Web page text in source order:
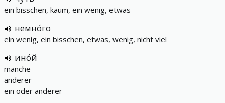
ein bisschen, kaum, ein wenig, etwas
немно́го
ein wenig, ein bisschen, etwas, wenig, nicht viel
ино́й
manche
anderer
ein oder anderer